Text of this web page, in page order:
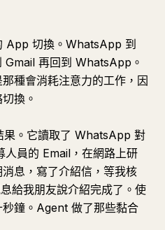
App 切換。WhatsApp 到
再回到 WhatsApp。
種會消耗注意力的工作，因
換。
果。它讀取了 WhatsApp 對
員的 Email，在網路上研
息，寫了介紹信，等我核
給我朋友說介紹完成了。使
鐘。Agent 做了那些黏合